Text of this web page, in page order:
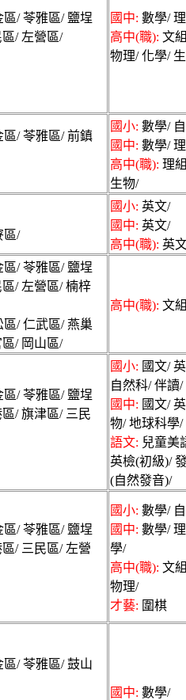
/ 苓雅區/ 鹽埕
/ 左營區/
國中: 數學/
高中(職): 文
物理/ 化學/
區/ 苓雅區/ 前鎮
國小: 數學/
國中: 數學/
高中(職): 理
生物/
區/
國小: 英文/
國中: 英文/
高中(職): 英
/ 苓雅區/ 鹽埕
/ 左營區/ 楠梓
區/ 仁武區/ 燕巢
/ 岡山區/
高中(職): 文
/ 苓雅區/ 鹽埕
/ 旗津區/ 三民
國小: 國文/
自然科/ 伴讀/
國中: 國文/
物/ 地球科學
語文: 兒童美
英檢(初級)/
(自然發音)/
/ 苓雅區/ 鹽埕
/ 三民區/ 左營
國小: 數學/
國中: 數學/
學/
高中(職): 文
物理/
才藝: 圍棋
/ 苓雅區/ 鼓山
國中: 數學/